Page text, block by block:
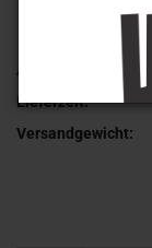
Art.Nr.:
Lieferzeit:
Versandgewicht: